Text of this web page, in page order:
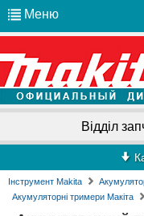
Меню
Відділ
Інструмент Makita
Акумуляторні тримери Макіта